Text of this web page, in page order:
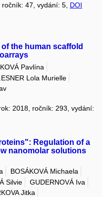
ročník: 47, vydání: 5, DOI
the human scaffold
Pavlína
Lola Murielle
rok: 2018, ročník: 293, vydání:
Regulation of a
nanomolar solutions
BOSÁKOVÁ Michaela
Silvie
GUDERNOVÁ Iva
Jitka